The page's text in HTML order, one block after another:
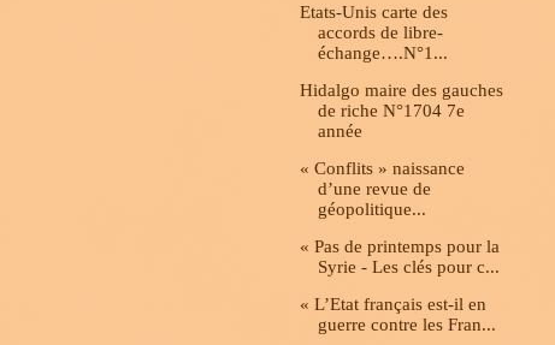
Etats-Unis carte des
accords de libre-
échange….N°1...
Hidalgo maire des gauches
de riche N°1704 7e
année
« Conflits » naissance
d’une revue de
géopolitique...
« Pas de printemps pour la
Syrie - Les clés pour c...
« L’Etat français est-il en
guerre contre les Fran...